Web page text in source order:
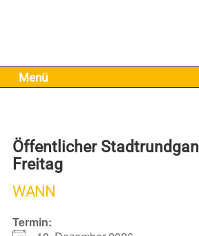
Menü
Öffentlicher
Freitag
WANN
Termin: